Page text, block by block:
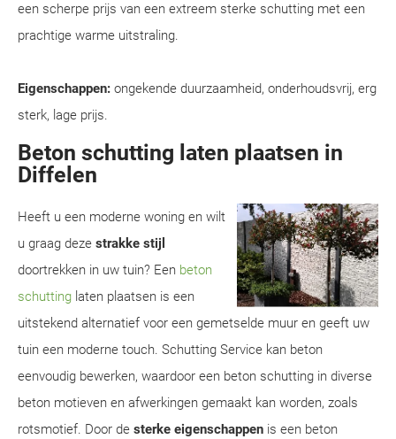
een scherpe prijs van een extreem sterke schutting met een
prachtige warme uitstraling.
Eigenschappen: ongekende duurzaamheid, onderhoudsvrij, erg
sterk, lage prijs.
Beton schutting laten plaatsen in
Diffelen
Heeft u een moderne woning en wilt
u graag deze strakke stijl
doortrekken in uw tuin? Een beton
schutting laten plaatsen is een
uitstekend alternatief voor een gemetselde muur en geeft uw
tuin een moderne touch. Schutting Service kan beton
eenvoudig bewerken, waardoor een beton schutting in diverse
beton motieven en afwerkingen gemaakt kan worden, zoals
rotsmotief. Door de sterke eigenschappen is een beton